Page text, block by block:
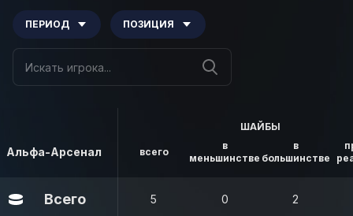
ПЕРИОД ПОЗИЦИЯ
Альфа-Арсенал
ШАЙБЫ
всего
в
меньшинстве
в
большинстве
Всего 5 0 2